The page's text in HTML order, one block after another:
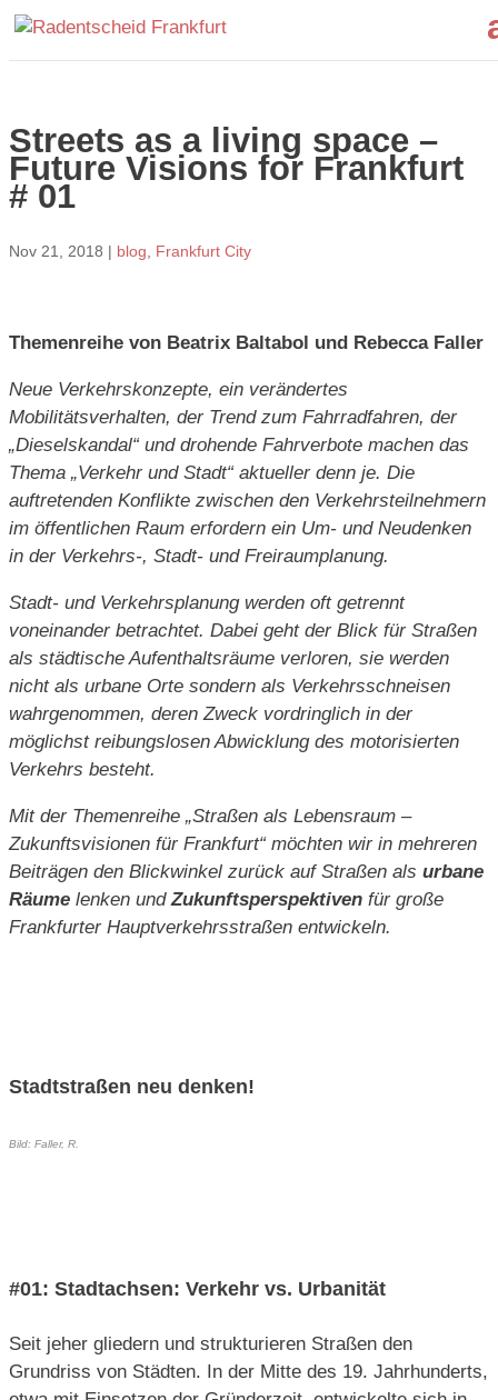
Streets as a living space –
Future Visions for Frankfurt
# 01
Nov 21, 2018 | blog, Frankfurt City
Themenreihe von Beatrix Baltabol und Rebecca Faller
Neue Verkehrskonzepte, ein verändertes
Mobilitätsverhalten, der Trend zum Fahrradfahren, der
„Dieselskandal“ und drohende Fahrverbote machen das
Thema „Verkehr und Stadt“ aktueller denn je. Die
auftretenden Konflikte zwischen den Verkehrsteilnehmern
im öffentlichen Raum erfordern ein Um- und Neudenken
in der Verkehrs-, Stadt- und Freiraumplanung.
Stadt- und Verkehrsplanung werden oft getrennt
voneinander betrachtet. Dabei geht der Blick für Straßen
als städtische Aufenthaltsräume verloren, sie werden
nicht als urbane Orte sondern als Verkehrsschneisen
wahrgenommen, deren Zweck vordringlich in der
möglichst reibungslosen Abwicklung des motorisierten
Verkehrs besteht.
Mit der Themenreihe „Straßen als Lebensraum –
Zukunftsvisionen für Frankfurt“ möchten wir in mehreren
Beiträgen den Blickwinkel zurück auf Straßen als urbane
Räume lenken undZukunftsperspektiven für große
Frankfurter Hauptverkehrsstraßen entwickeln.
Stadtstraßen neu denken!
Bild: Faller, R.
#01: Stadtachsen: Verkehr vs. Urbanität
Seit jeher gliedern und strukturieren Straßen den
Grundriss von Städten. In der Mitte des 19. Jahrhunderts,